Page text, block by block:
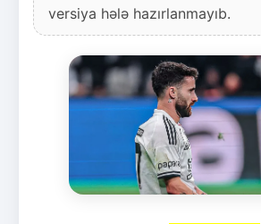
versiya hələ hazırlanmayıb.